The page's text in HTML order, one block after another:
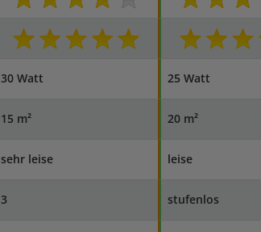
30 Watt 25 Watt
15 m² 20 m²
sehr leise leise
3 stufenlos